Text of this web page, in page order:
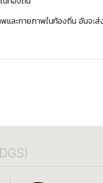
ละกายภาพในท้องถิ่น อันจะส่